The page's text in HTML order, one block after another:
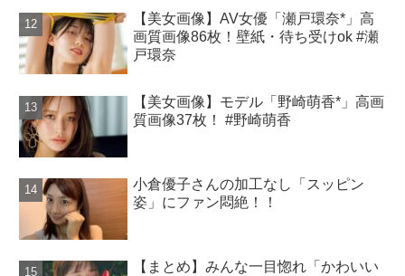
【美女画像】AV女優「瀬戸環奈*」高
画質画像86枚！壁紙・待ち受けok #瀬
戸環奈
【美女画像】モデル「野崎萌香*」高画
質画像37枚！ #野崎萌香
小倉優子さんの加工なし「スッピン
姿」にファン悶絶！！
【まとめ】みんな一目惚れ「かわいい